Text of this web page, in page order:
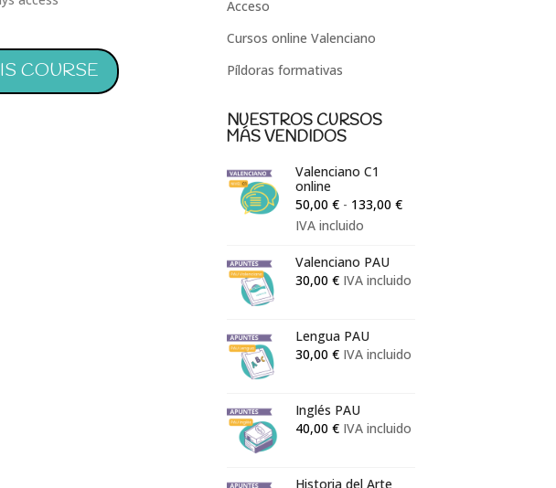
COURSE
Acceso
Cursos online Valenciano
Píldoras formativas
NUESTROS CURSOS
MÁS VENDIDOS
Valenciano C1
online
50,00€ - 133,00€Rango
50,00 €
IVA incluido
Valenciano PAU
30,00€ IVA incluido
Lengua PAU
30,00€ IVA incluido
Inglés PAU
40,00€ IVA incluido
Historia del Arte